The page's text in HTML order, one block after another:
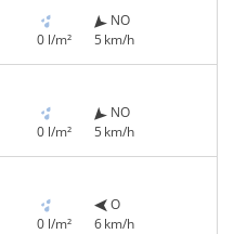
0 l/m²
NO
5 km/h
0 l/m²
NO
5 km/h
0 l/m²
O
6 km/h